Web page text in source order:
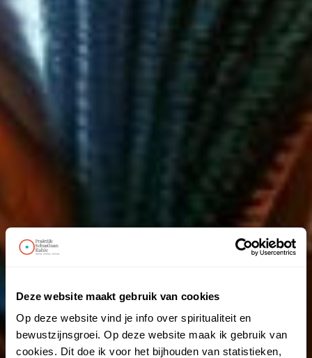
Deze website maakt gebruik van cookies
Op deze website vind je info over spiritualiteit en
bewustzijnsgroei. Op deze website maak ik gebruik van
cookies. Dit doe ik voor het bijhouden van statistieken,